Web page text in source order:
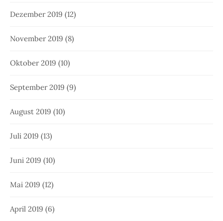
Dezember 2019 (12)
November 2019 (8)
Oktober 2019 (10)
September 2019 (9)
August 2019 (10)
Juli 2019 (13)
Juni 2019 (10)
Mai 2019 (12)
April 2019 (6)